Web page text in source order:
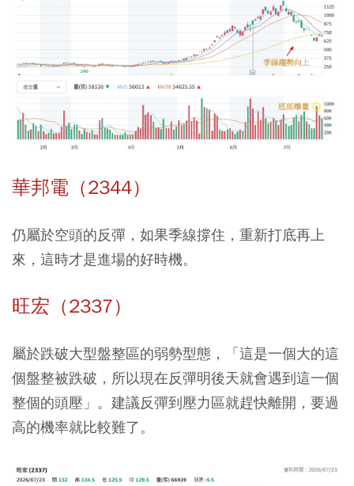
華邦電（2344）
仍屬於空頭的反彈，如果季線撐住，重新打底再上
來，這時才是進場的好時機。
旺宏（2337）
屬於跌破大型盤整區的弱勢型態，「這是一個大的這
個盤整被跌破，所以現在反彈明後天就會遇到這一個
整個的頭壓」。建議反彈到壓力區就趕快離開，要過
高的機率就比較難了。